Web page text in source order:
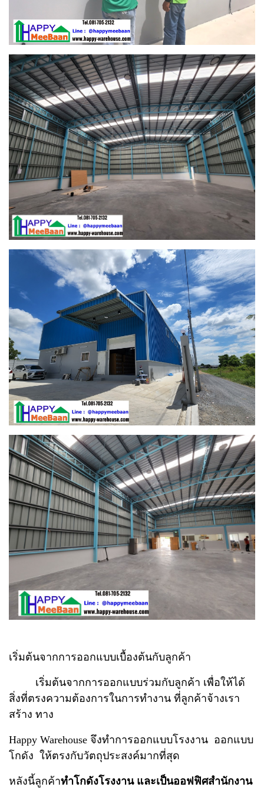
เริ่มต้นจากการออกแบบเบื้องต้นกับลูกค้า
เริ่มต้นจากการออกแบบร่วมกับลูกค้า เพื่อให้ได้
สิ่งที่ตรงความต้องการในการทำงาน ที่ลูกค้าจ้างเรา
สร้าง ทาง
Happy Warehouse จึงทำการออกแบบโรงงาน ออกแบบ
โกดัง ให้ตรงกับวัตถุประสงค์มากที่สุด
หลังนี้ลูกค้าทำโกดังโรงงาน และเป็นออฟฟิศสำนักงาน